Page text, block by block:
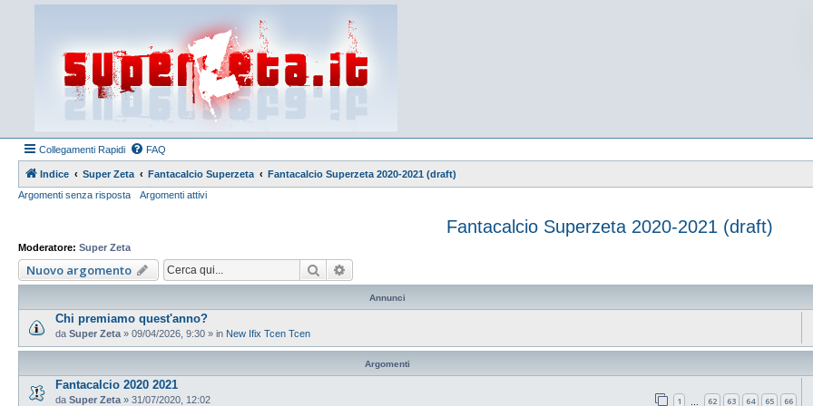
Collegamenti Rapidi FAQ
Indice Super Zeta Fantacalcio Superzeta
Fantacalcio Superzeta 2020-2021 (draft)
Argomenti senza risposta
Argomenti attivi
Fantacalcio Superzeta 2020-2021 (draft)
Moderatore: Super Zeta
Nuovo argomento Cerca
Annunci
Chi premiamo quest'anno?
da Super Zeta » 09/04/2026, 9:30 » in New Ifix Tcen Tcen
Argomenti
Fantacalcio 2020 2021
da Super Zeta » 31/07/2020, 12:02 1 62 63 64 65 66